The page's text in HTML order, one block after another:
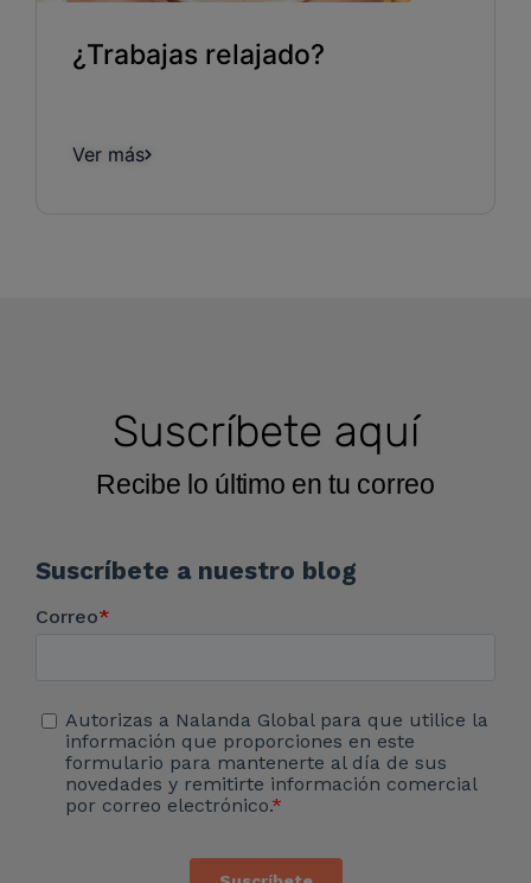
¿Trabajas relajado?
Ver más
Suscríbete aquí
Recibe lo último en tu correo